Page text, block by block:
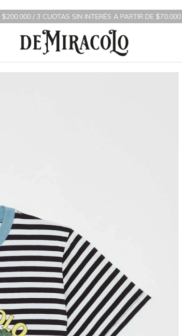
A PARTIR DE $70.000 / 10% OFF TRANSFERENCIA